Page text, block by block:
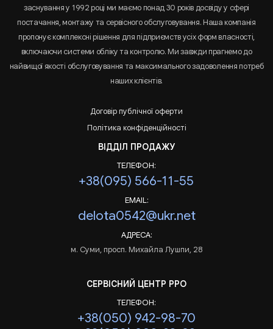
заснування у 1992 році ми маємо понад 30 років досвіду у сфері
постачання, монтажу та сервісного обслуговування. Наша компанія
пропонує комплексні рішення для підприємств усіх форм власності,
включаючи системи обліку та контролю. Ми завжди прагнемо до
найвищої якості обслуговування та максимального задоволення потреб
наших клієнтів.
Договір публічної оферти
Політика конфіденційності
ВІДДІЛ ПРОДАЖУ
ТЕЛЕФОН:
+38(095) 566-11-55
EMAIL:
delota0542@ukr.net
АДРЕСА:
м. Суми, просп. Михайла Лушпи, 28
СЕРВІСНИЙ ЦЕНТР РРО
ТЕЛЕФОН:
+38(050) 942-98-70